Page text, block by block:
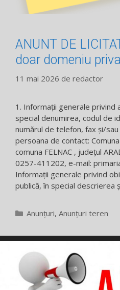
ANUNT DE
doar domeniu
11 mai 2026 de redactor
1. Informații generale
special denumirea, codul de
numărul de telefon, fax și/
persoana de contact:
comuna FELNAC , judeţul
0257-411202, e-mail:
Informații generale privind
publică, în special descrierea
Categorii
Anunțuri, Anunțuri teren